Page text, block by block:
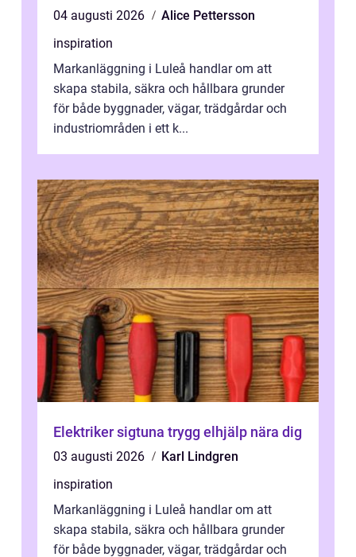
04 augusti 2026
Alice Pettersson
inspiration
Markanläggning i Luleå handlar om att
skapa stabila, säkra och hållbara grunder
för både byggnader, vägar, trädgårdar och
industriområden i ett k...
Elektriker sigtuna trygg elhjälp nära dig
03 augusti 2026
Karl Lindgren
inspiration
Markanläggning i Luleå handlar om att
skapa stabila, säkra och hållbara grunder
för både byggnader, vägar, trädgårdar och